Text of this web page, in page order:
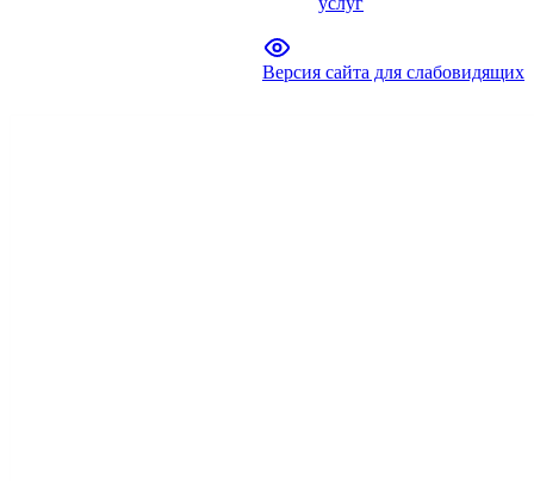
Версия сайта для слабовидящих